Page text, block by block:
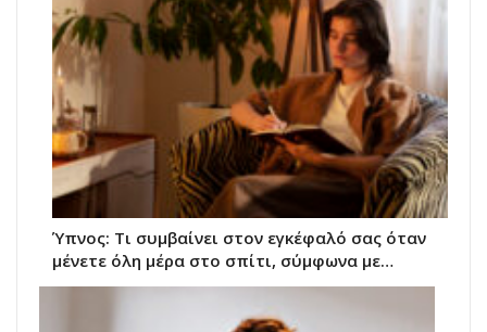
Ύπνος: Τι συμβαίνει στον εγκέφαλό σας όταν
μένετε όλη μέρα στο σπίτι, σύμφωνα με…